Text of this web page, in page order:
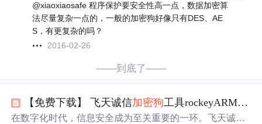
@xiaoxiaosafe 程序保护要安全性高一点，数据加密算
法尽量复杂一点的，一般的加密狗好像只有DES、AE
S，有更复杂的吗？
2016-02-26
——到底了——
【免费下载】 飞天诚信加密狗工具rockeyARMTool资源下载：专为
在数字化时代，信息安全成为至关重要的一环。飞天诚信